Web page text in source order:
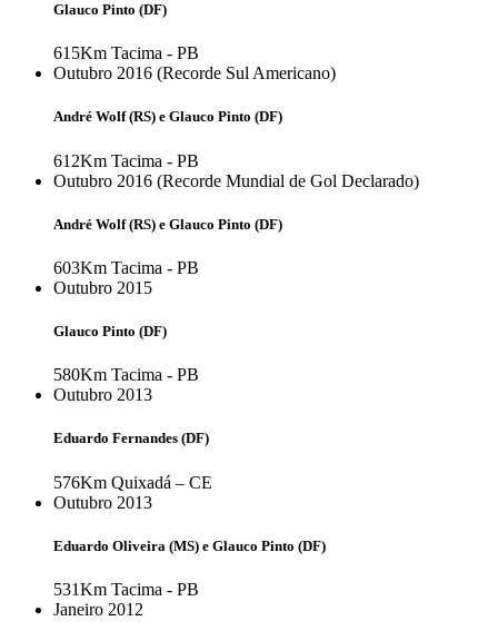
Glauco Pinto (DF)
615Km Tacima - PB
Outubro 2016 (Recorde Sul Americano)
André Wolf (RS) e Glauco Pinto (DF)
612Km Tacima - PB
Outubro 2016 (Recorde Mundial de Gol Declarado)
André Wolf (RS) e Glauco Pinto (DF)
603Km Tacima - PB
Outubro 2015
Glauco Pinto (DF)
580Km Tacima - PB
Outubro 2013
Eduardo Fernandes (DF)
576Km Quixadá – CE
Outubro 2013
Eduardo Oliveira (MS) e Glauco Pinto (DF)
531Km Tacima - PB
Janeiro 2012